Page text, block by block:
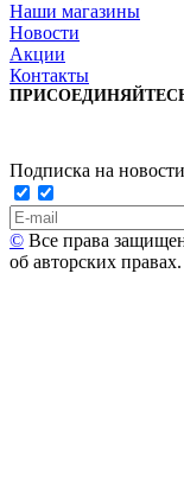
Наши магазины
Новости
Акции
Контакты
Подписка на новости
© Все права
об авторских правах.